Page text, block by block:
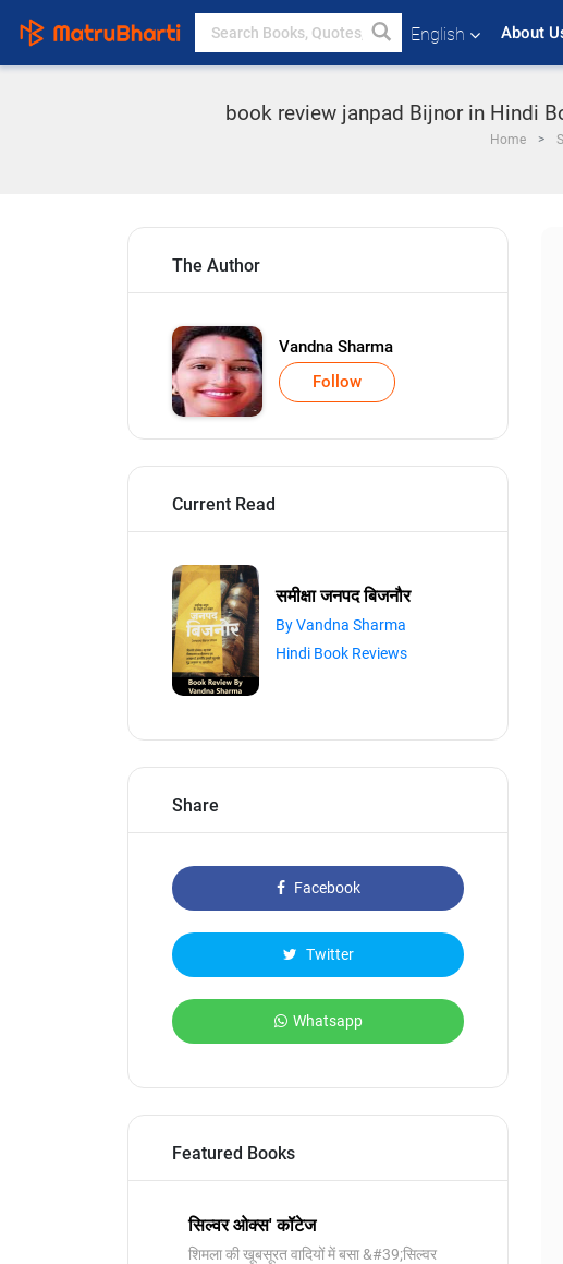
English About
book review janpad Bijnor in Hindi
Home
The Author
Vandna Sharma
Follow
Current Read
समीक्षा जनपद बिजनौर
By Vandna Sharma
Hindi Book Reviews
Share
Facebook
Twitter
Whatsapp
Featured Books
सिल्वर ओक्स' कॉटेज
शिमला की खूबसूरत वादियों में बसा &#39;सिल्वर